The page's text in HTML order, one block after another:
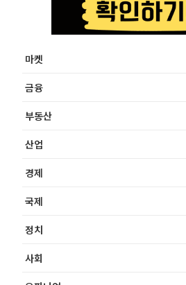
마켓
금융
부동산
산업
경제
국제
정치
사회